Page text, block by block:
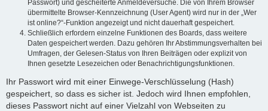
Passwort) und gescheiterte Anmeldeversuche. Die von Ihrem Browser
übermittelte Browser-Kennzeichnung (User Agent) wird nur in der „Wer
ist online?“-Funktion angezeigt und nicht dauerhaft gespeichert.
Schließlich erfordern einzelne Funktionen des Boards, dass weitere
Daten gespeichert werden. Dazu gehören Ihr Abstimmungsverhalten bei
Umfragen, der Gelesen-Status von Ihren Beiträgen oder explizit von
Ihnen gesetzte Lesezeichen oder Benachrichtigungsfunktionen.
Ihr Passwort wird mit einer Einwege-Verschlüsselung (Hash)
gespeichert, so dass es sicher ist. Jedoch wird Ihnen empfohlen,
dieses Passwort nicht auf einer Vielzahl von Webseiten zu